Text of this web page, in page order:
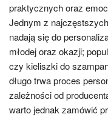
praktycznych oraz
Jednym z
nadają się do
młodej oraz okazji;
czy kieliszki do
długo trwa proces
zależności od
warto jednak zamówić